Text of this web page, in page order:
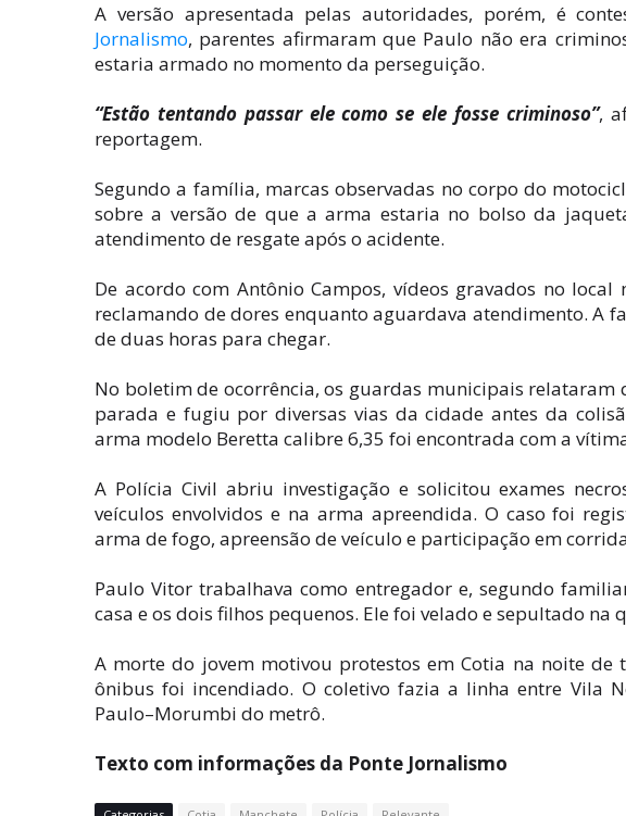
A versão apresentada pelas autoridades, porém, é
Jornalismo, parentes afirmaram que Paulo não era
estaria armado no momento da perseguição.
“Estão tentando passar ele como se ele fosse criminoso”,
reportagem.
Segundo a família, marcas observadas no corpo do
sobre a versão de que a arma estaria no bolso da
atendimento de resgate após o acidente.
De acordo com Antônio Campos, vídeos gravados no
reclamando de dores enquanto aguardava atendimento. A
de duas horas para chegar.
No boletim de ocorrência, os guardas municipais
parada e fugiu por diversas vias da cidade antes da
arma modelo Beretta calibre 6,35 foi encontrada com a
A Polícia Civil abriu investigação e solicitou exames
veículos envolvidos e na arma apreendida. O caso foi
arma de fogo, apreensão de veículo e participação em
Paulo Vitor trabalhava como entregador e, segundo
casa e os dois filhos pequenos. Ele foi velado e sepultado na
A morte do jovem motivou protestos em Cotia na noite de
ônibus foi incendiado. O coletivo fazia a linha entre Vila
Paulo–Morumbi do metrô.
Texto com informações da Ponte Jornalismo